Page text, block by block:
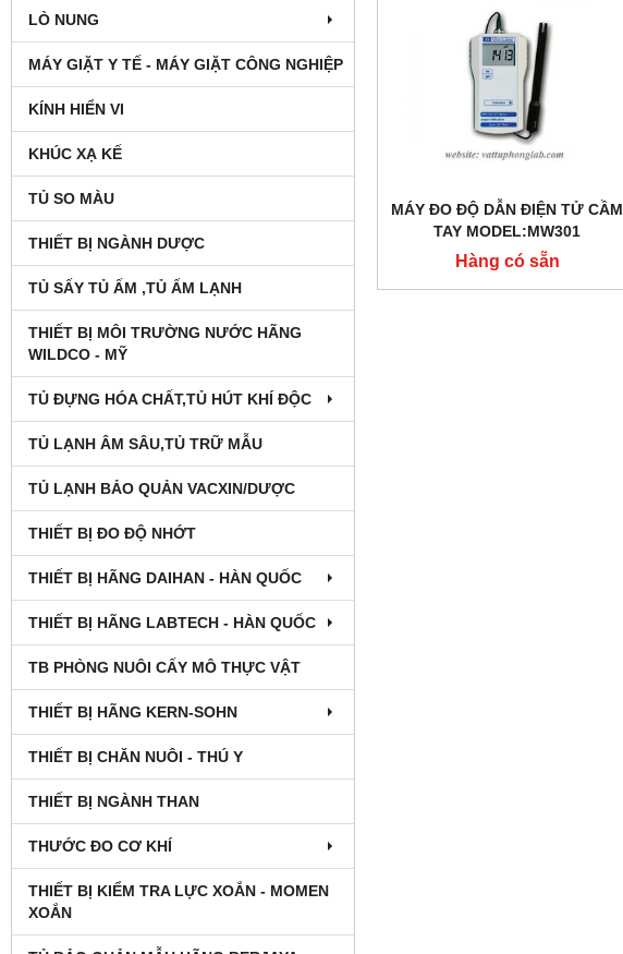
LÒ NUNG
MÁY GIẶT Y TẾ - MÁY GIẶT CÔNG NGHIỆP
KÍNH HIỂN VI
KHÚC XẠ KẾ
TỦ SO MÀU
THIẾT BỊ NGÀNH DƯỢC
TỦ SẤY TỦ ẤM ,TỦ ẤM LẠNH
THIẾT BỊ MÔI TRƯỜNG NƯỚC HÃNG
WILDCO - MỸ
TỦ ĐỰNG HÓA CHẤT,TỦ HÚT KHÍ ĐỘC
TỦ LẠNH ÂM SÂU,TỦ TRỮ MẪU
TỦ LẠNH BẢO QUẢN VACXIN/DƯỢC
THIẾT BỊ ĐO ĐỘ NHỚT
THIẾT BỊ HÃNG DAIHAN - HÀN QUỐC
THIẾT BỊ HÃNG LABTECH - HÀN QUỐC
TB PHÒNG NUÔI CẤY MÔ THỰC VẬT
THIẾT BỊ HÃNG KERN-SOHN
THIẾT BỊ CHĂN NUÔI - THÚ Y
THIẾT BỊ NGÀNH THAN
THƯỚC ĐO CƠ KHÍ
THIẾT BỊ KIỂM TRA LỰC XOẮN - MOMEN
XOẮN
MÁY ĐO ĐỘ DẪN ĐIỆN TỬ CẦM
TAY MODEL:MW301
Hàng có sẵn